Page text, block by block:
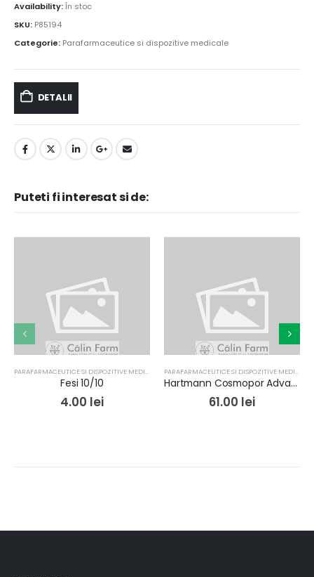
Availability:În stoc
SKU: P85194
Categorie: Parafarmaceutice si dispozitive medicale
DETALII
Puteti fi interesat si de:
PARAFARMACEUTICE SI DISPOZITIVE MEDICALE
Fesi 10/10
4.00 lei
PARAFARMACEUTICE SI DISPOZITIVE MEDICALE
Hartmann Cosmopor Advance 7,2/5cm x 25buc
61.00 lei